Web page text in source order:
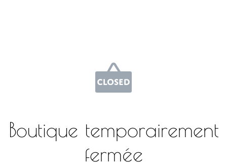
Boutique temporairement
fermée